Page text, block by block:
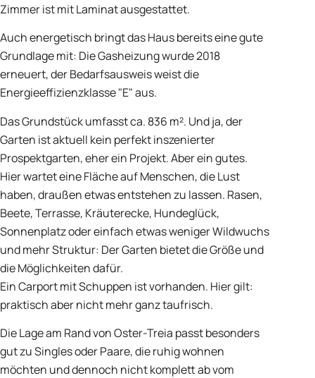
Zimmer ist mit Laminat ausgestattet.
Auch energetisch bringt das Haus bereits eine gute
Grundlage mit: Die Gasheizung wurde 2018
erneuert, der Bedarfsausweis weist die
Energieeffizienzklasse "E" aus.
Das Grundstück umfasst ca. 836 m². Und ja, der
Garten ist aktuell kein perfekt inszenierter
Prospektgarten, eher ein Projekt. Aber ein gutes.
Hier wartet eine Fläche auf Menschen, die Lust
haben, draußen etwas entstehen zu lassen. Rasen,
Beete, Terrasse, Kräuterecke, Hundeglück,
Sonnenplatz oder einfach etwas weniger Wildwuchs
und mehr Struktur: Der Garten bietet die Größe und
die Möglichkeiten dafür.
Ein Carport mit Schuppen ist vorhanden. Hier gilt:
praktisch aber nicht mehr ganz taufrisch.
Die Lage am Rand von Oster-Treia passt besonders
gut zu Singles oder Paare, die ruhig wohnen
möchten und dennoch nicht komplett ab vom